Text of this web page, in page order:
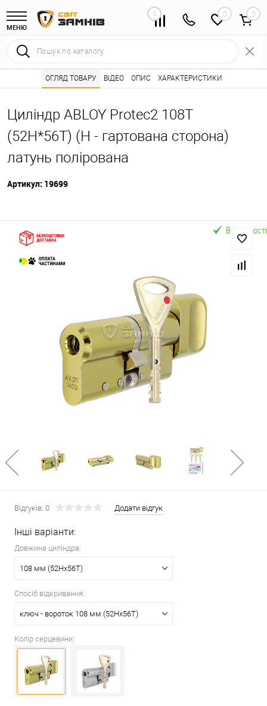
МЕНЮ
0 0
Інтернет магазин замків • Каталог товарів ⭐ • Серцевини
Циліндр ABLOY Protec2 108T
(52H*56T) (H - гартована сторона)
латунь полірована
Артикул: 19699
ОГЛЯД ТОВАРУ ВІДЕО ОПИС ХАРАКТЕРИСТИКИ
Відгуків: 0 Додати відгук
Інші варіанти:
Довжина циліндра:
108 мм (52Hx56T)
Спосіб відкривання:
ключ - вороток 108 мм (52Hx56T)
Колір серцевини:
В наявності